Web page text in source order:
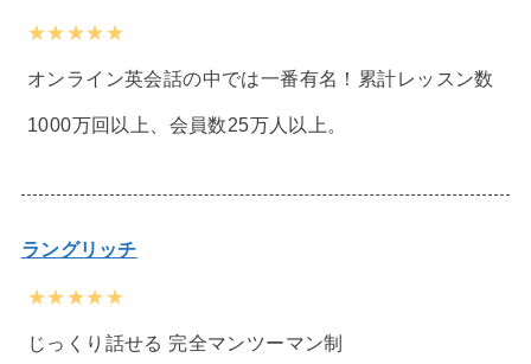
★★★★★
オンライン英会話の中では一番有名！累計レッスン数
1000万回以上、会員数25万人以上。
ラングリッチ
★★★★★
じっくり話せる 完全マンツーマン制